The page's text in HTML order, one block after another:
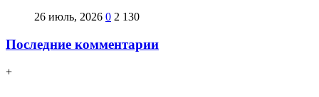
26 июль, 2026 0 2 130
Последние комментарии
+